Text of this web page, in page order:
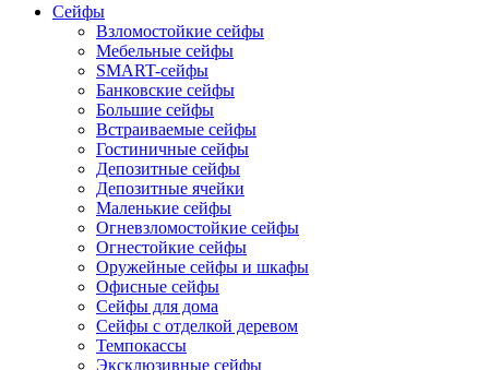
Сейфы
Взломостойкие сейфы
Мебельные сейфы
SMART-сейфы
Банковские сейфы
Большие сейфы
Встраиваемые сейфы
Гостиничные сейфы
Депозитные сейфы
Депозитные ячейки
Маленькие сейфы
Огневзломостойкие сейфы
Огнестойкие сейфы
Оружейные сейфы и шкафы
Офисные сейфы
Сейфы для дома
Сейфы с отделкой деревом
Темпокассы
Эксклюзивные сейфы